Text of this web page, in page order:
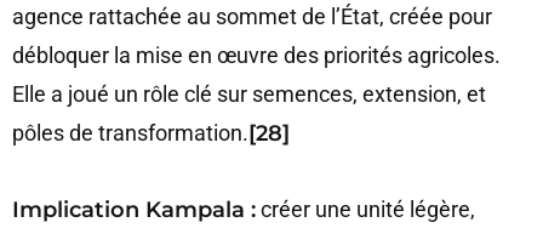
agence rattachée au sommet de l’État, créée pour
débloquer la mise en œuvre des priorités agricoles.
Elle a joué un rôle clé sur semences, extension, et
pôles de transformation.[28]
Implication Kampala :créer une unité légère,